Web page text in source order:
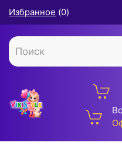
Избранное (0)